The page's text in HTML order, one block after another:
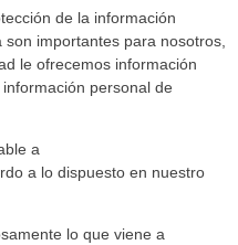
de la información
importantes para nosotros,
le ofrecemos información
personal de
a
a lo dispuesto en nuestro
lo que viene a